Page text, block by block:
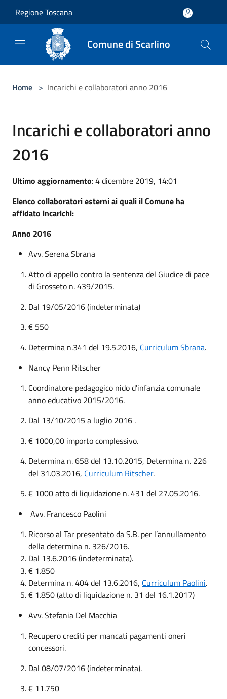
Regione Toscana
Comune di Scarlino
Home > Incarichi e collaboratori anno 2016
Incarichi e collaboratori anno
2016
Ultimo aggiornamento: 4 dicembre 2019, 14:01
Elenco collaboratori esterni ai quali il Comune ha
affidato incarichi:
Anno 2016
Avv. Serena Sbrana
Atto di appello contro la sentenza del Giudice di pace
di Grosseto n. 439/2015.
Dal 19/05/2016 (indeterminata)
€ 550
Determina n.341 del 19.5.2016, Curriculum Sbrana.
Nancy Penn Ritscher
Coordinatore pedagogico nido d'infanzia comunale
anno educativo 2015/2016.
Dal 13/10/2015 a luglio 2016 .
€ 1000,00 importo complessivo.
Determina n. 658 del 13.10.2015, Determina n. 226
del 31.03.2016, Curriculum Ritscher.
€ 1000 atto di liquidazione n. 431 del 27.05.2016.
Avv. Francesco Paolini
Ricorso al Tar presentato da S.B. per l’annullamento
della determina n. 326/2016.
Dal 13.6.2016 (indeterminata).
€ 1.850
Determina n. 404 del 13.6.2016, Curriculum Paolini.
€ 1.850 (atto di liquidazione n. 31 del 16.1.2017)
Avv. Stefania Del Macchia
Recupero crediti per mancati pagamenti oneri
concessori.
Dal 08/07/2016 (indeterminata).
€ 11.750